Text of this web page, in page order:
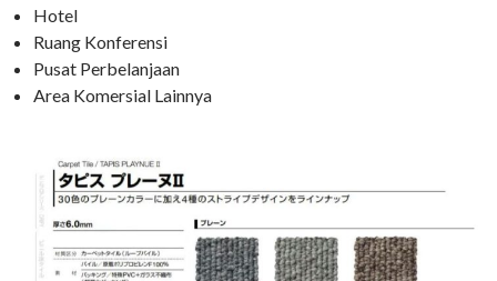
Hotel
Ruang Konferensi
Pusat Perbelanjaan
Area Komersial Lainnya